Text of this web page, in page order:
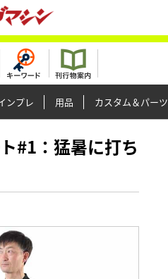
ンプレ 用品 カスタム＆パーツ
#1：猛暑に打ち